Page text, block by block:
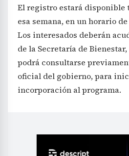
El registro estará disponible
esa semana, en un horario de
Los interesados deberán
de la Secretaría de
podrá consultarse
oficial del gobierno, para
incorporación al programa.